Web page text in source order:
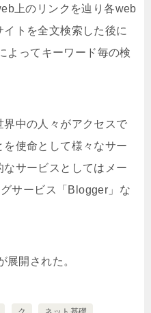
上のリンクを辿り各web
トを全文検索した後に
よってキーワード毎の検
界中の人々がアクセスで
使命として様々なサー
サービスとしてはメー
サービス「Blogger」な
展開された。